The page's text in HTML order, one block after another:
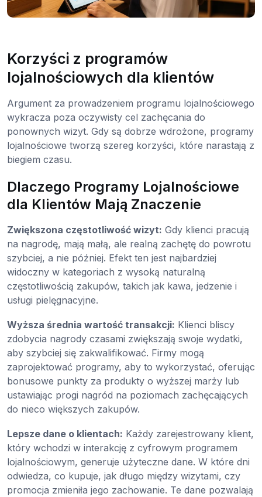
Korzyści z programów
lojalnościowych dla klientów
Argument za prowadzeniem programu lojalnościowego
wykracza poza oczywisty cel zachęcania do
ponownych wizyt. Gdy są dobrze wdrożone, programy
lojalnościowe tworzą szereg korzyści, które narastają z
biegiem czasu.
Dlaczego Programy Lojalnościowe
dla Klientów Mają Znaczenie
Zwiększona częstotliwość wizyt: Gdy klienci pracują
na nagrodę, mają małą, ale realną zachętę do powrotu
szybciej, a nie później. Efekt ten jest najbardziej
widoczny w kategoriach z wysoką naturalną
częstotliwością zakupów, takich jak kawa, jedzenie i
usługi pielęgnacyjne.
Wyższa średnia wartość transakcji: Klienci bliscy
zdobycia nagrody czasami zwiększają swoje wydatki,
aby szybciej się zakwalifikować. Firmy mogą
zaprojektować programy, aby to wykorzystać, oferując
bonusowe punkty za produkty o wyższej marży lub
ustawiając progi nagród na poziomach zachęcających
do nieco większych zakupów.
Lepsze dane o klientach: Każdy zarejestrowany klient,
który wchodzi w interakcję z cyfrowym programem
lojalnościowym, generuje użyteczne dane. W które dni
odwiedza, co kupuje, jak długo między wizytami, czy
promocja zmieniła jego zachowanie. Te dane pozwalają